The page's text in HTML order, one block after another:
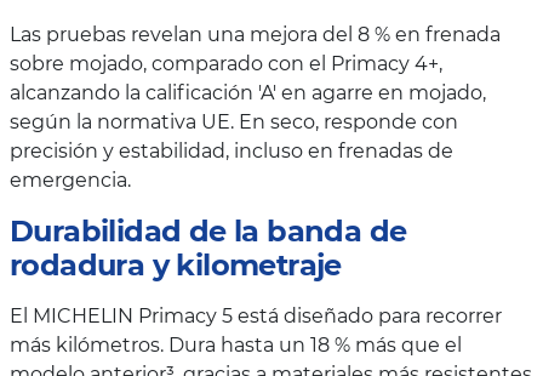
Las pruebas revelan una mejora del 8 % en frenada
sobre mojado, comparado con el Primacy 4+,
alcanzando la calificación 'A' en agarre en mojado,
según la normativa UE. En seco, responde con
precisión y estabilidad, incluso en frenadas de
emergencia.
Durabilidad de la banda de
rodadura y kilometraje
El MICHELIN Primacy 5 está diseñado para recorrer
más kilómetros. Dura hasta un 18 % más que el